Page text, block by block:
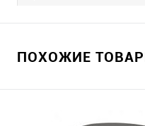
ПОХОЖИЕ